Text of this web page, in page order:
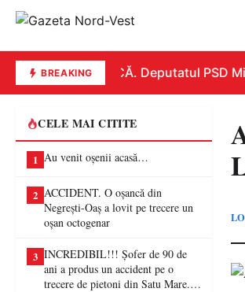
BREAKINGREPLICĂ. Deputatul PSD
CELE MAI CITITE
1 Au venit oșenii acasă…
2 ACCIDENT. O oșancă din
Negrești-Oaș a lovit pe trecere un
oșan octogenar
3 INCREDIBIL!!! Șofer de 90 de
ani a produs un accident pe o
trecere de pietoni din Satu Mare. O